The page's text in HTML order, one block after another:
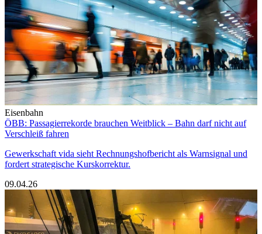
Eisenbahn
ÖBB: Passagierrekorde brauchen Weitblick – Bahn darf nicht auf
Verschleiß fahren
Gewerkschaft vida sieht Rechnungshofbericht als Warnsignal und
fordert strategische Kurskorrektur.
09.04.26